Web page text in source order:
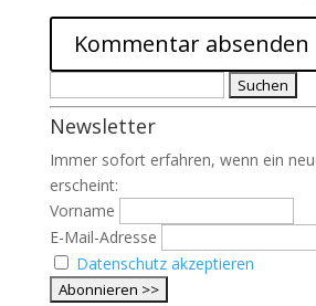
nach:
Newsletter
Immer sofort erfahren, wenn ein
erscheint:
Vorname
E-Mail-Adresse
Datenschutz akzeptieren